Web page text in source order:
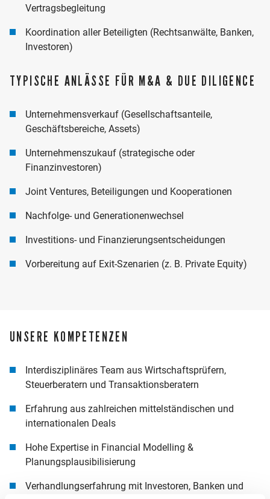
Vertragsbegleitung
Koordination aller Beteiligten (Rechtsanwälte, Banken,
Investoren)
TYPISCHE ANLÄSSE FÜR M&A & DUE DILIGENCE
Unternehmensverkauf (Gesellschaftsanteile,
Geschäftsbereiche, Assets)
Unternehmenszukauf (strategische oder
Finanzinvestoren)
Joint Ventures, Beteiligungen und Kooperationen
Nachfolge- und Generationenwechsel
Investitions- und Finanzierungsentscheidungen
Vorbereitung auf Exit-Szenarien (z. B. Private Equity)
UNSERE KOMPETENZEN
Interdisziplinäres Team aus Wirtschaftsprüfern,
Steuerberatern und Transaktionsberatern
Erfahrung aus zahlreichen mittelständischen und
internationalen Deals
Hohe Expertise in Financial Modelling &
Planungsplausibilisierung
Verhandlungserfahrung mit Investoren, Banken und